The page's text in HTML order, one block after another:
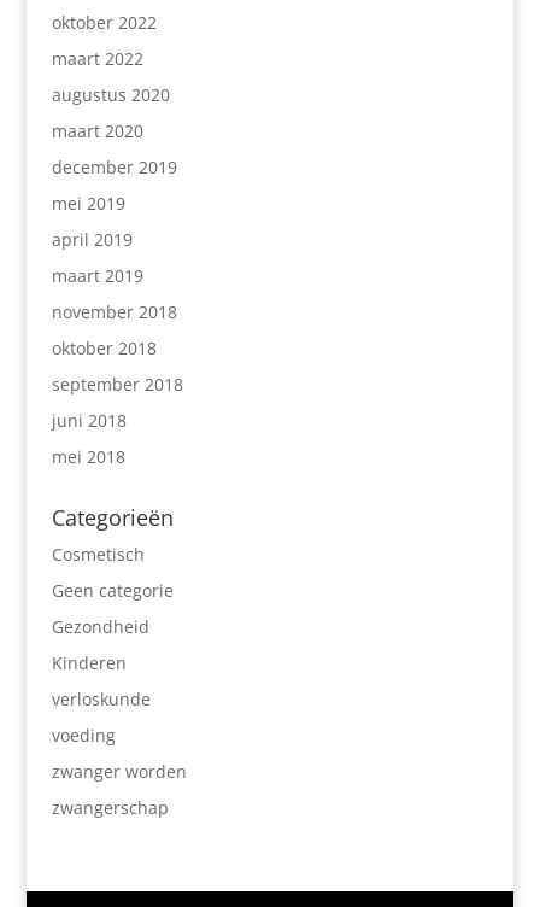
oktober 2022
maart 2022
augustus 2020
maart 2020
december 2019
mei 2019
april 2019
maart 2019
november 2018
oktober 2018
september 2018
juni 2018
mei 2018
Categorieën
Cosmetisch
Geen categorie
Gezondheid
Kinderen
verloskunde
voeding
zwanger worden
zwangerschap